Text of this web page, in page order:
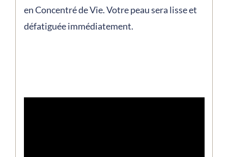
en Concentré de Vie. Votre peau sera lisse et
défatiguée immédiatement.